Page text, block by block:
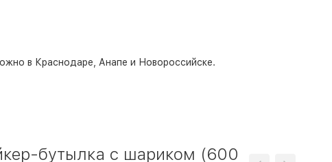
в Краснодаре, Анапе и Новороссийске.
бутылка с шариком (600